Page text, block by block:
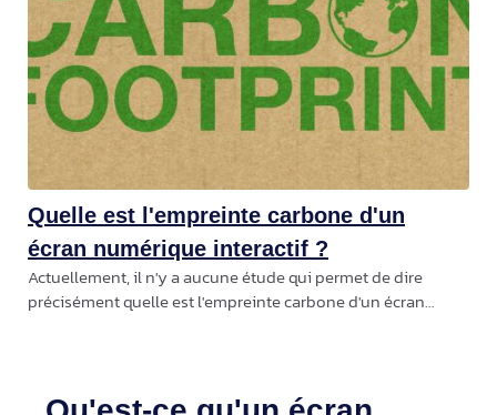
Quelle est l'empreinte carbone d'un
écran numérique interactif ?
Actuellement, il n'y a aucune étude qui permet de dire
précisément quelle est l'empreinte carbone d'un écran